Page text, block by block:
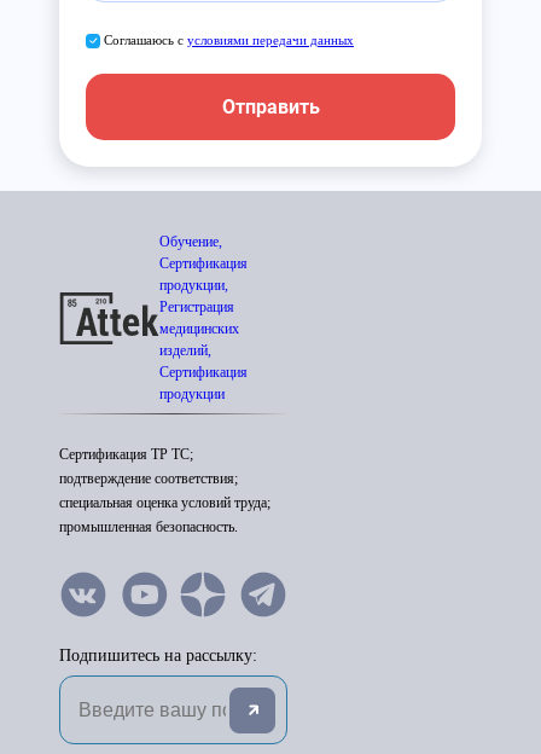
Соглашаюсь с условиями передачи данных
Отправить
Обучение,
Сертификация
продукции,
Регистрация
медицинских
изделий,
Сертификация
продукции
Сертификация ТР ТС;
подтверждение соответствия;
специальная оценка условий труда;
промышленная безопасность.
Подпишитесь на рассылку: